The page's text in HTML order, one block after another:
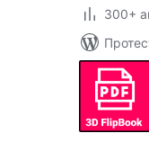
300+